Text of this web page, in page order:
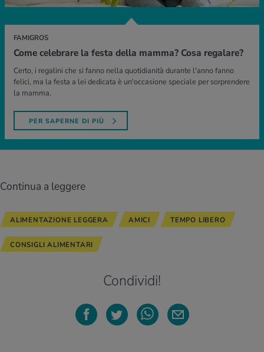
FAMIGROS
Come celebrare la festa della mamma? Cosa regalare?
Certo, i regalini che si fanno nella quotidianità durante l'anno fanno
felici, ma la festa a lei dedicata è un'occasione speciale per sorprendere
la mamma.
PER SAPERNE DI PIÙ
Continua a leggere
ALIMENTAZIONE LEGGERA AMICI TEMPO LIBERO
CONSIGLI ALIMENTARI
Condividi!